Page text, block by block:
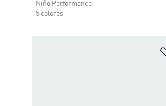
Niño Performance
5 colores